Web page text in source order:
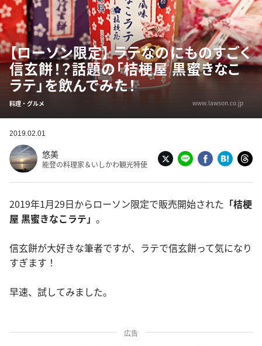
【ローソン限定】 ラテなのにものすごく
信玄餅！？話題の「桔梗屋 黒蜜きなこ
ラテ」を飲んでみた！
料理・グルメ www.lawson.co.jp
2019.02.01
悠美
能登の料理家＆いしかわ観光特使
2019年1月29日からローソン限定で販売開始された 「桔梗
屋 黒蜜きなこラテ」 。
信玄餅が大好きな筆者ですが、ラテで信玄餅って気になり
すぎます！
早速、試してみました。
広告